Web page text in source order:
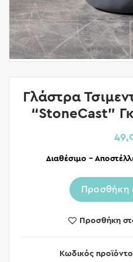
Γλάστρα
“StoneCast”
Διαθέσιμο –
Προσθήκη
Προσθήκη
Κωδικός